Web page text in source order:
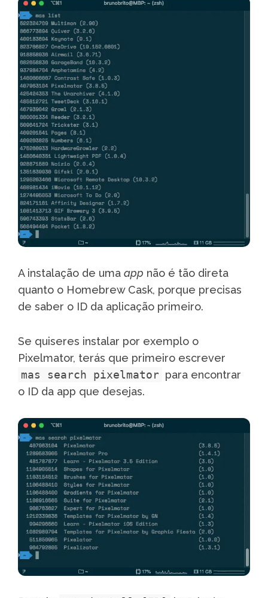
A instalação de uma app não é tão direta
quanto o Homebrew Cask, porque precisas
de saber o ID da aplicação primeiro.
Se quiseres instalar por exemplo o
Pixelmator, terás que primeiro escrever
mas search pixelmator para encontrar
o ID da app que desejas.